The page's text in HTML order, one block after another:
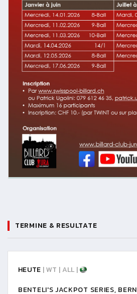
TERMINE & RESULTATE
HEUTE | WT | ALL |
BENTELI'S JACKPOT SERIES, BERN